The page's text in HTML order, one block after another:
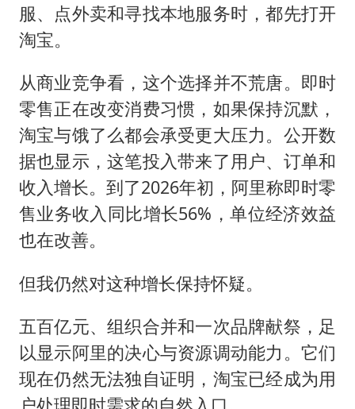
服、点外卖和寻找本地服务时，都先打开
淘宝。
从商业竞争看，这个选择并不荒唐。即时
零售正在改变消费习惯，如果保持沉默，
淘宝与饿了么都会承受更大压力。公开数
据也显示，这笔投入带来了用户、订单和
收入增长。到了2026年初，阿里称即时零
售业务收入同比增长56%，单位经济效益
也在改善。
但我仍然对这种增长保持怀疑。
五百亿元、组织合并和一次品牌献祭，足
以显示阿里的决心与资源调动能力。它们
现在仍然无法独自证明，淘宝已经成为用